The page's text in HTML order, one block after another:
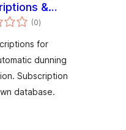
&
for (0전
체
점
)
for
dunning
Subscription
database.